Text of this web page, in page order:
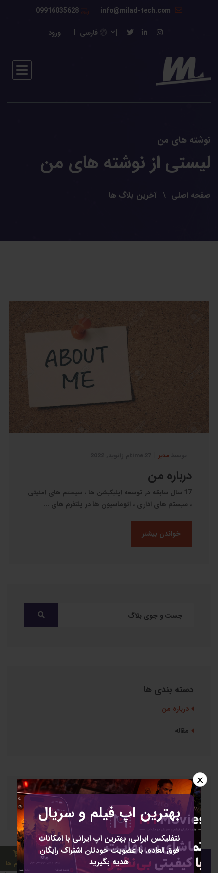
بهترین اپ فیلم و سریال
نتفلیکس ایرانی، بهترین اپ ایرانی با امکانات
فوق العاده. با عضویت خودتان اشتراک رایگان
هدیه بگیرید
×
09916035628
فارسی ورود
نوشته های من
لیستی از نوشته های من
صفحه اصلی آخرین بلاگ ها
مدیر|
درباره من
17 سال سابقه در توسعه اپلیکیشن ها ، سیستم های امنیتی
، سیستم های اداری ، اتوماسیون ها در پلتفرم های ...
خواندن بیشتر
دسته بندی ها
درباره من
مقاله
آرشیو